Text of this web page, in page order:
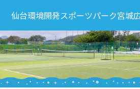
仙台環境開発スポーツパーク宮城